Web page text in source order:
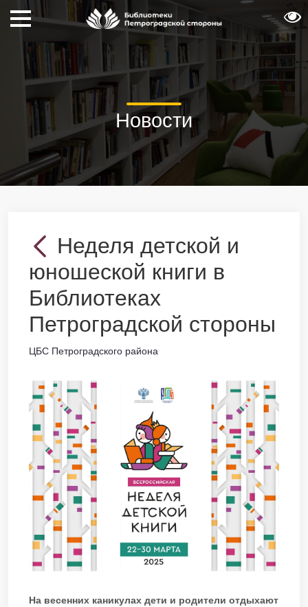
Новости
Неделя детской и
юношеской книги в
Библиотеках
Петроградской стороны
ЦБС Петроградского района
На весенних каникулах дети и родители отдыхают